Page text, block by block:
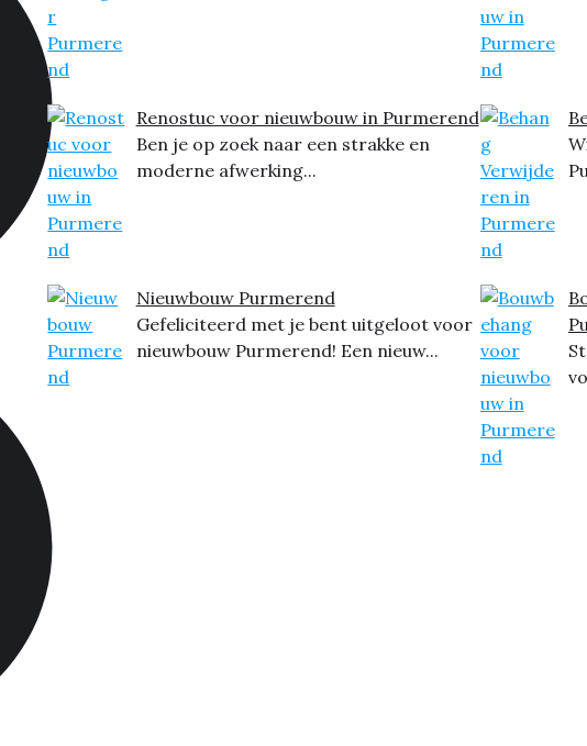
Renostuc voor nieuwbouw in Purmerend
Ben je op zoek naar een strakke en
moderne afwerking...
Nieuwbouw Purmerend
Gefeliciteerd met je bent uitgeloot voor
nieuwbouw Purmerend! Een nieuw...